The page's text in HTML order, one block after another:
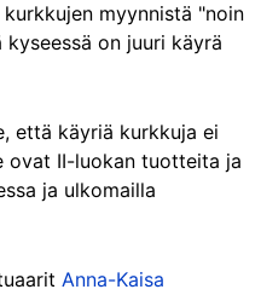
myynnistä "noin
kyseessä on juuri käyrä
että käyriä kurkkuja ei
ovat II-luokan tuotteita ja
ja ulkomailla
Anna-Kaisa